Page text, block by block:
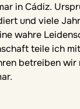
in Cádiz.
und viele
wahre
teile ich
betreiben wir